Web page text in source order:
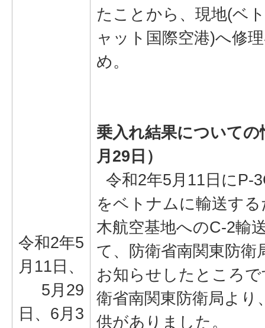
令和2年5
月11日、
5月29
日、6月3
たことから、現地(ベ
ャット国際空港)へ修
め。
乗入れ結果について
月29日）
令和2年5月11日にP-
をベトナムに輸送す
木航空基地へのC-2輸
て、防衛省南関東防衛
お知らせしたところ
衛省南関東防衛局より
供がありました。